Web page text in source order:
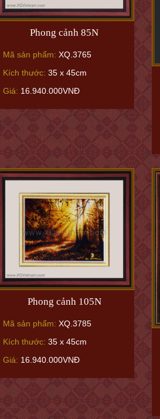
Phong cảnh 85N
Mã sản phẩm: XQ.3765
Kích thước: 35 x 45cm
Giá: 16.940.000VNĐ
Phong cảnh 105N
Mã sản phẩm: XQ.3785
Kích thước: 35 x 45cm
Giá: 16.940.000VNĐ